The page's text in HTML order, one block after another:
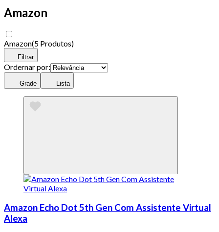
Amazon
Amazon(5 Produtos)
Filtrar
Ordernar por:
Grade Lista
Amazon Echo Dot 5th Gen Com Assistente Virtual
Alexa